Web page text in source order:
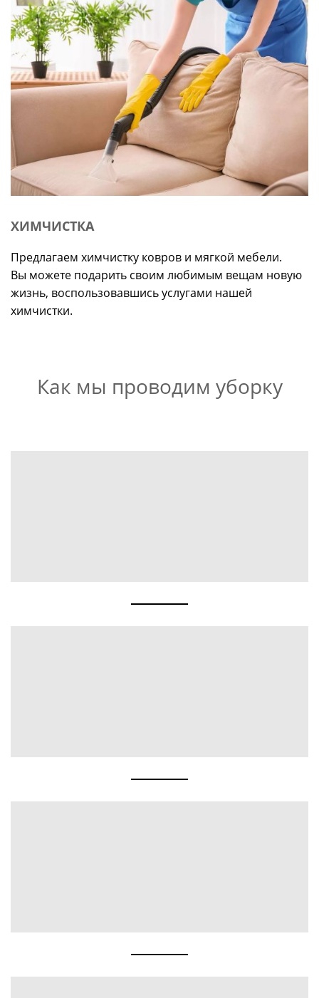
ХИМЧИСТКА
Предлагаем химчистку ковров и мягкой мебели.
Вы можете подарить своим любимым вещам новую
жизнь, воспользовавшись услугами нашей
химчистки.
Как мы проводим уборку